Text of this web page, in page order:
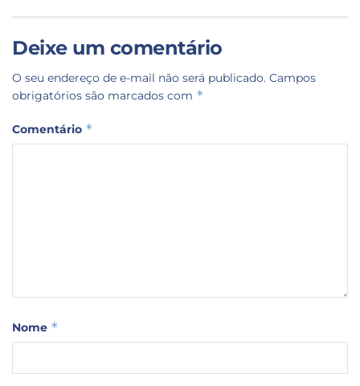
Deixe um comentário
O seu endereço de e-mail não será publicado. Campos
obrigatórios são marcados com *
Comentário *
Nome *